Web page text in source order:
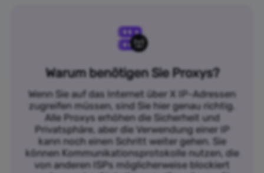
Warum benötigen Sie Proxys?
Wenn Sie auf das Internet über X IP-Adressen
zugreifen müssen, sind Sie hier genau richtig.
Alle Proxys erhöhen die Sicherheit und
Privatsphäre, aber die Verwendung einer IP
kann noch einen Schritt weiter gehen. Sie
können Kommunikationsprotokolle nutzen, die
von anderen ISPs möglicherweise blockiert